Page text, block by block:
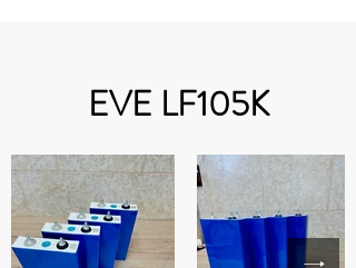
EVE LF105K